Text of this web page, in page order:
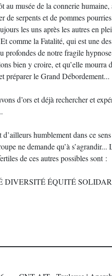
au musée de la connerie
de serpents et de pommes
les uns après les autres en
comme la Fatalité, qui est une
profondes de notre fragile
bien y croire, et qu’elle mourra
préparer le Grand Débordement...
d’ors et déjà rechercher et
d’ailleurs humblement dans ce
ne demande qu’à
de ces autres possibles sont :
DIVERSITÉ ÉQUITÉ